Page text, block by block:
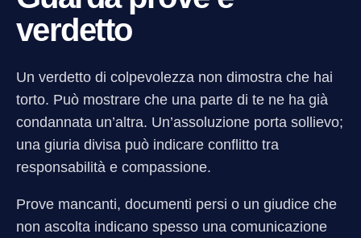
verdetto
Un verdetto di colpevolezza non dimostra che hai
torto. Può mostrare che una parte di te ne ha già
condannata un’altra. Un’assoluzione porta sollievo;
una giuria divisa può indicare conflitto tra
responsabilità e compassione.
Prove mancanti, documenti persi o un giudice che
non ascolta indicano spesso una comunicazione